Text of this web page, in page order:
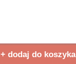
+ dodaj do koszyka